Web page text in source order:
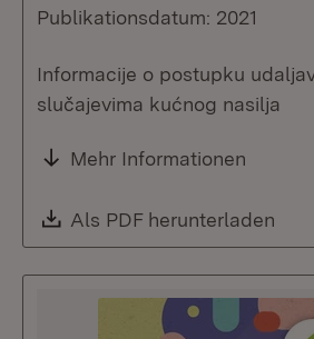
Publikationsdatum: 2021
Informacije o postupku
slučajevima kućnog nasilja
Mehr Informationen
Download:
Als PDF herunterladen